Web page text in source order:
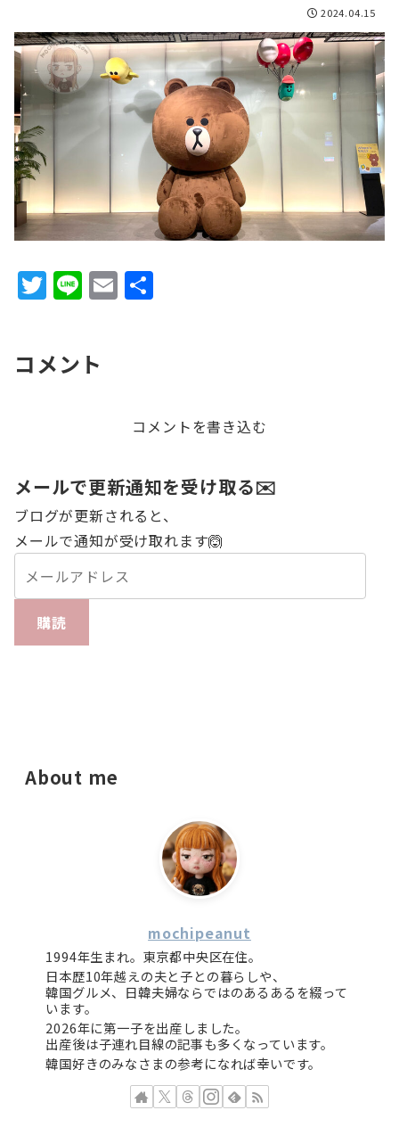
2024.04.15
T
w
te
Li
n
E
m
コメント
コメントを書き込む
メールで更新通知を受け取る✉️
ブログが更新されると、
メールで通知が受け取れます🙆
購読
About me
mochipeanut
1994年生まれ。東京都中央区在住。
日本歴10年越えの夫と子との暮らしや、
韓国グルメ、日韓夫婦ならではのあるあるを綴って
います。
2026年に第一子を出産しました。
出産後は子連れ目線の記事も多くなっています。
韓国好きのみなさまの参考になれば幸いです。